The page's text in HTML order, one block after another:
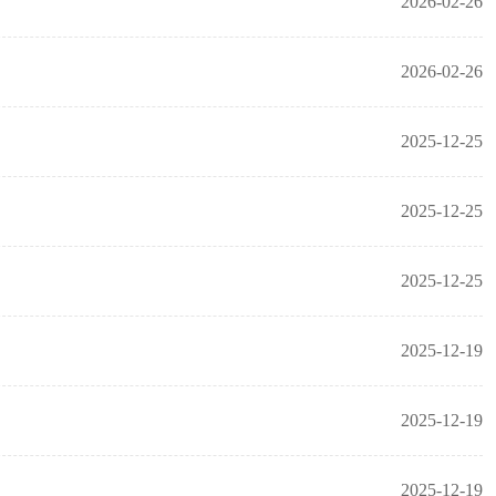
2026-02-26
2025-12-25
2025-12-25
2025-12-25
2025-12-19
2025-12-19
2025-12-19